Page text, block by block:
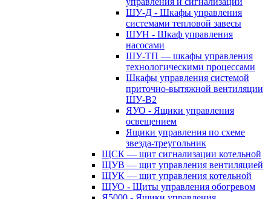
ШУ-Д - Шкафы управления
системами тепловой завесы
ШУН - Шкаф управления
насосами
ШУ-ТП — шкафы управления
технологическими процессами
Шкафы управления системой
приточно-вытяжной вентиляции
ШУ-В2
ЯУО - Ящики управления
освещением
Ящики управления по схеме
звезда-треугольник
ЩСК — щит сигнализации котельной
ЩУВ — щит управления вентиляцией
ЩУК — щит управления котельной
ЩУО - Щиты управления обогревом